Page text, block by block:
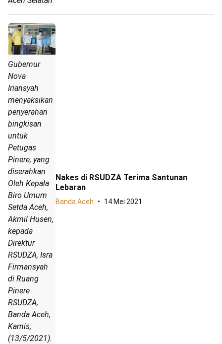
Gubernur
Nova
Iriansyah
menyaksikan
penyerahan
bingkisan
untuk
Petugas
Pinere, yang
diserahkan
Oleh Kepala
Biro Umum
Setda Aceh,
Akmil Husen,
kepada
Direktur
RSUDZA, Isra
Firmansyah
di Ruang
Pinere
RSUDZA,
Banda Aceh,
Kamis,
(13/5/2021).
Nakes di RSUDZA Terima Santunan
Lebaran
Banda Aceh 14 Mei 2021